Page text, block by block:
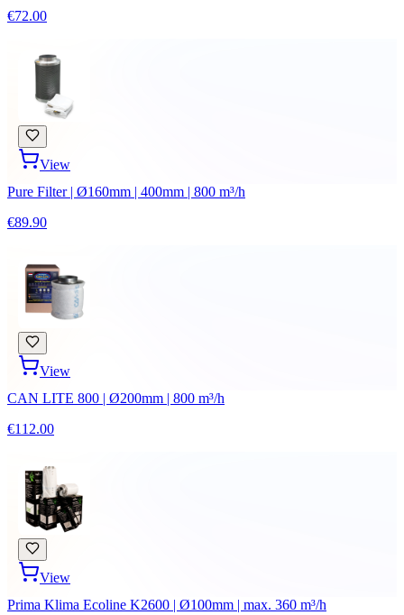
€72.00
View
Pure Filter | Ø160mm | 400mm | 800 m³/h
€89.90
View
CAN LITE 800 | Ø200mm | 800 m³/h
€112.00
View
Prima Klima Ecoline K2600 | Ø100mm | max. 360 m³/h